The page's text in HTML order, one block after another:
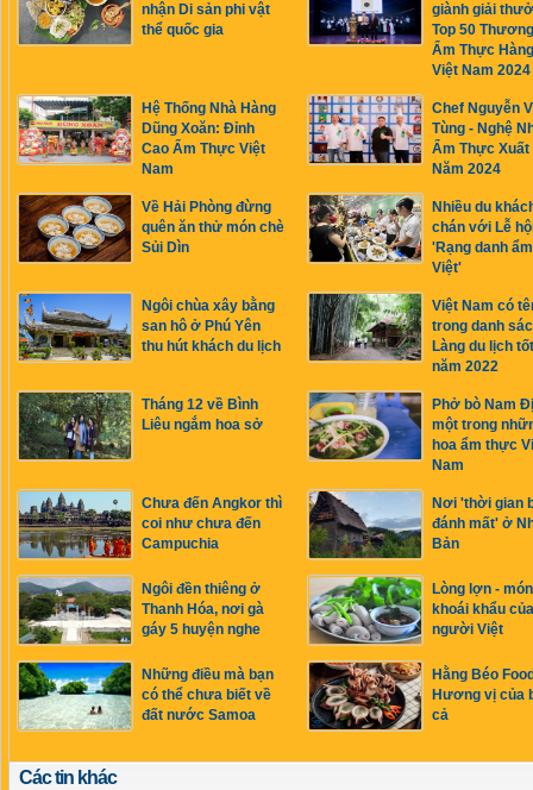
nhận Di sản phi vật
thể quốc gia
giành giải
Top 50
Ẩm Thực
Việt Nam 2024
Hệ Thống Nhà Hàng
Dũng Xoăn: Đỉnh
Cao Ẩm Thực Việt
Nam
Chef Nguyễn
Tùng - Nghệ
Ẩm Thực Xuất
Năm 2024
Về Hải Phòng đừng
quên ăn thử món chè
Sủi Dìn
Nhiều du
chán với Lễ
'Rạng danh
Việt'
Ngôi chùa xây bằng
san hô ở Phú Yên
thu hút khách du lịch
Việt Nam có
trong danh
Làng du lịch
năm 2022
Tháng 12 về Bình
Liêu ngắm hoa sở
Phở bò Nam
một trong
hoa ẩm thực
Nam
Chưa đến Angkor thì
coi như chưa đến
Campuchia
Nơi 'thời gian
đánh mất' ở
Bản
Ngôi đền thiêng ở
Thanh Hóa, nơi gà
gáy 5 huyện nghe
Lòng lợn -
khoái khẩu của
người Việt
Những điều mà bạn
có thể chưa biết về
đất nước Samoa
Hằng Béo
Hương vị của
cả
Các tin khác